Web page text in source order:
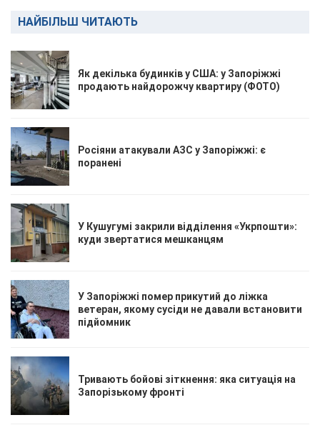
НАЙБІЛЬШ ЧИТАЮТЬ
Як декілька будинків у США: у Запоріжжі
продають найдорожчу квартиру (ФОТО)
Росіяни атакували АЗС у Запоріжжі: є
поранені
У Кушугумі закрили відділення «Укрпошти»:
куди звертатися мешканцям
У Запоріжжі помер прикутий до ліжка
ветеран, якому сусіди не давали встановити
підйомник
Тривають бойові зіткнення: яка ситуація на
Запорізькому фронті